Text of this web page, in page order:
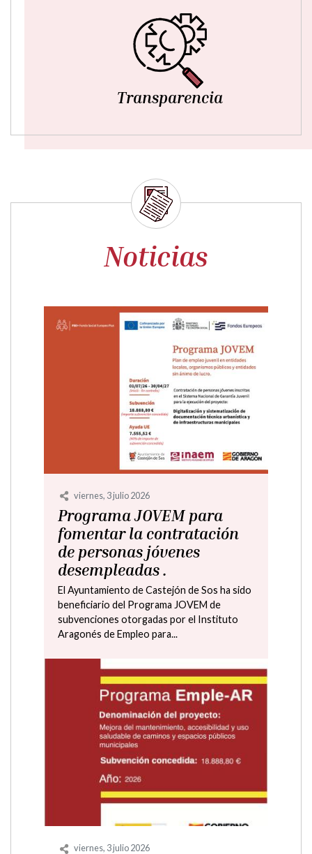
Transparencia
Noticias
viernes, 3 julio 2026
El 28 de junio se inauguró
la exposición "Punctum" de
Alba Lorente en el Centro
Cultural de Castejón de
Sos.
Está organizada por la Fundación Arranz-
Raso y el Ayuntamiento de Castejón de Sos,
con el apoyo de la Comarca de Ribagorza
jueves, 11 junio 2026